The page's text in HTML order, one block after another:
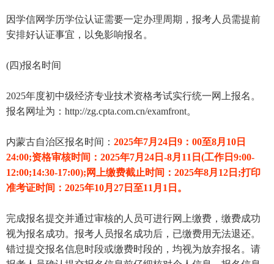
因学信网学历学位认证需要一定办理周期，报考人员需提前
安排好认证事宜，以免影响报名。
(四)报名时间
2025年度初中级经济专业技术资格考试实行统一网上报名。
报名网址为：http://zg.cpta.com.cn/examfront。
内蒙古自治区报名时间： 2025年7月24日9：00至8月10日
24:00;资格审核时间：2025年7月24日-8月11日(工作日9:00-
12:00;14:30-17:00);网上缴费截止时间：2025年8月12日;打印
准考证时间：2025年10月27日至11月1日。
完成报名提交并通过审核的人员可进行网上缴费，缴费成功
视为报名成功。报考人员报名成功后，已缴费用无法退还。
错过提交报名信息时段或缴费时段的，均视为放弃报名。请